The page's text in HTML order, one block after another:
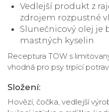
Vedlejší produkt z
zdrojem rozpustné
Slunečnicový olej je
mastných kyselin
Receptura TOW s
vhodná pro psy trpící
Složení:
Hovězí, čočka, vedlejší